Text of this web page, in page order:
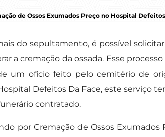
de Ossos Exumados Preço no Hospital
do sepultamento, é possível
a cremação da ossada. Esse
um ofício feito pelo cemitério de
Defeitos Da Face, este serviço
contratado.
por Cremação de Ossos